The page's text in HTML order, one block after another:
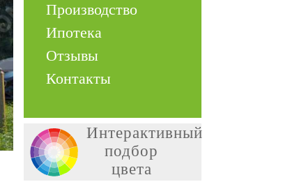
Производство
Ипотека
Отзывы
Контакты
Интерактивный
подбор
цвета